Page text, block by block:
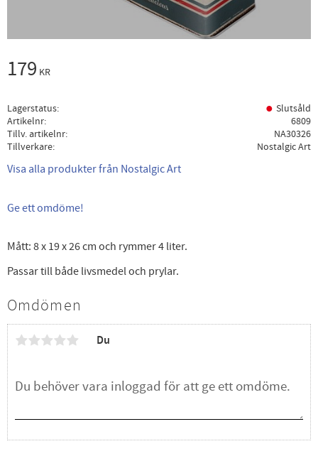
179 KR
Lagerstatus
Slutsåld
Artikelnr
6809
Tillv. artikelnr
NA30326
Tillverkare
Nostalgic Art
Visa alla produkter från Nostalgic Art
Ge ett omdöme!
Mått: 8 x 19 x 26 cm och rymmer 4 liter.
Passar till både livsmedel och prylar.
Omdömen
Du